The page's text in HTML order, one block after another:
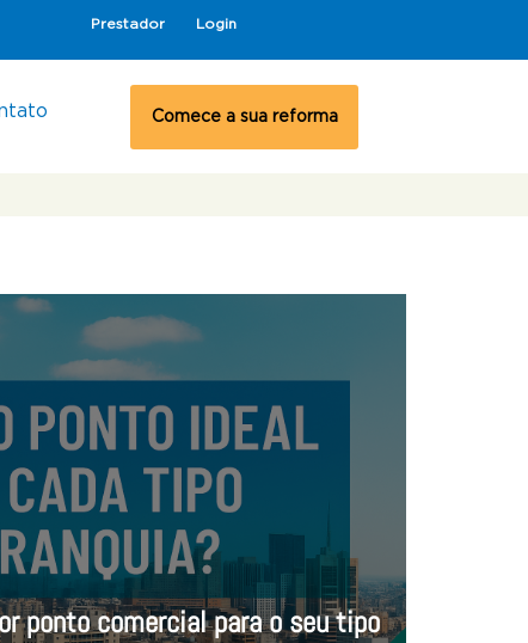
Prestador Login
Comece a sua reforma
ponto comercial para o seu tipo